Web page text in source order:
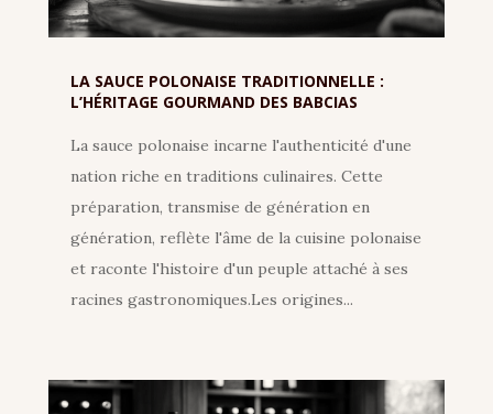
LA SAUCE POLONAISE TRADITIONNELLE :
L’HÉRITAGE GOURMAND DES BABCIAS
La sauce polonaise incarne l'authenticité d'une
nation riche en traditions culinaires. Cette
préparation, transmise de génération en
génération, reflète l'âme de la cuisine polonaise
et raconte l'histoire d'un peuple attaché à ses
racines gastronomiques.Les origines...